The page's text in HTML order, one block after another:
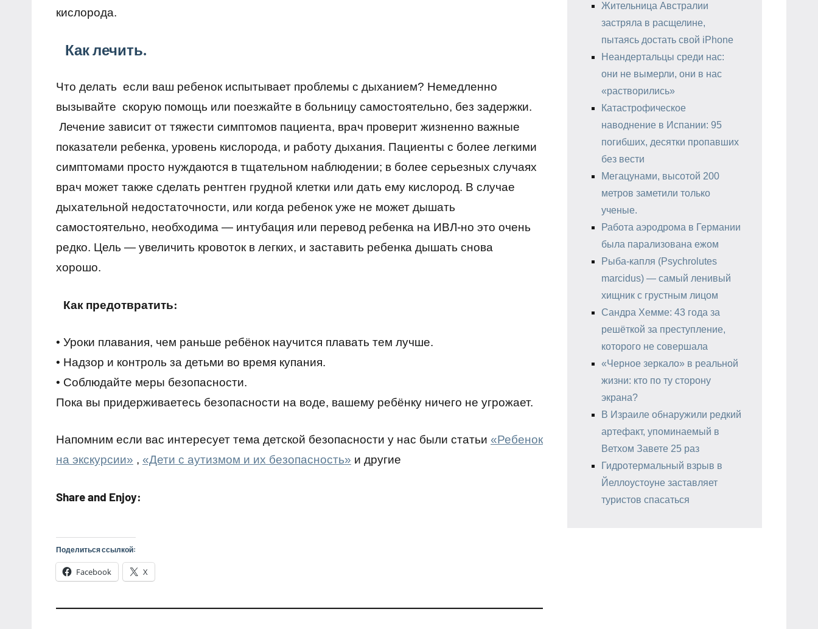
кислорода.
Как лечить.
Что делать если ваш ребенок испытывает проблемы с дыханием? Немедленно
вызывайте скорую помощь или поезжайте в больницу самостоятельно, без задержки.
Лечение зависит от тяжести симптомов пациента, врач проверит жизненно важные
показатели ребенка, уровень кислорода, и работу дыхания. Пациенты с более легкими
симптомами просто нуждаются в тщательном наблюдении; в более серьезных случаях
врач может также сделать рентген грудной клетки или дать ему кислород. В случае
дыхательной недостаточности, или когда ребенок уже не может дышать
самостоятельно, необходима — интубация или перевод ребенка на ИВЛ-но это очень
редко. Цель — увеличить кровоток в легких, и заставить ребенка дышать снова
хорошо.
Как предотвратить:
• Уроки плавания, чем раньше ребёнок научится плавать тем лучше.
• Надзор и контроль за детьми во время купания.
• Соблюдайте меры безопасности.
Пока вы придерживаетесь безопасности на воде, вашему ребёнку ничего не угрожает.
Напомним если вас интересует тема детской безопасности у нас были статьи «Ребенок
на экскурсии» , «Дети с аутизмом и их безопасность» и другие
Share and Enjoy:
Поделиться ссылкой:
Facebook X
Жительница Австралии
застряла в расщелине,
пытаясь достать свой iPhone
Неандертальцы среди нас:
они не вымерли, они в нас
«растворились»
Катастрофическое
наводнение в Испании: 95
погибших, десятки пропавших
без вести
Мегацунами, высотой 200
метров заметили только
ученые.
Работа аэродрома в Германии
была парализована ежом
Рыба-капля (Psychrolutes
marcidus) — самый ленивый
хищник с грустным лицом
Сандра Хемме: 43 года за
решёткой за преступление,
которого не совершала
«Черное зеркало» в реальной
жизни: кто по ту сторону
экрана?
В Израиле обнаружили редкий
артефакт, упоминаемый в
Ветхом Завете 25 раз
Гидротермальный взрыв в
Йеллоустоуне заставляет
туристов спасаться